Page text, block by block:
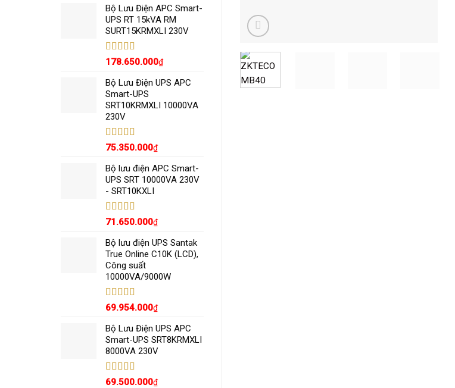
5 sao
Bộ Lưu Điện APC Smart-
UPS RT 15kVA RM
SURT15KRMXLI 230V
Được xếp
sao
178.650.000₫
Bộ Lưu Điện UPS APC
Smart-UPS
SRT10KRMXLI 10000VA
230V
Được xếp
sao
75.350.000₫
Bộ lưu điện APC Smart-
UPS SRT 10000VA 230V
- SRT10KXLI
Được xếp
sao
71.650.000₫
Bộ lưu điện UPS Santak
True Online C10K (LCD),
Công suất
10000VA/9000W
Được xếp
sao
69.954.000₫
Bộ Lưu Điện UPS APC
Smart-UPS SRT8KRMXLI
8000VA 230V
Được xếp
69.500.000₫